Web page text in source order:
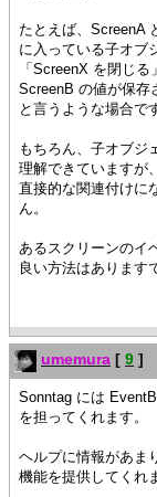
たとえば、ScreenA
に入っている子オブ
「ScreenX を閉じ
ScreenB の値が保存
と言うような場合で
もちろん、子オブジ
理解できていますが、
直接的な関連付けに
ん。
あるスクリーンのイ
良い方法はあります
umemura [ 9 ]
Sonntag には
を担ってくれます。
ヘルプに情報があま
機能を提供してくれ